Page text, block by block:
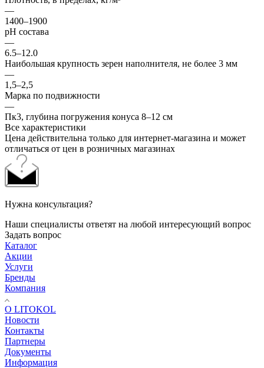
—
1400–1900
рН состава
—
6.5–12.0
Наибольшая крупность зерен наполнителя, не более 3 мм
—
1,5–2,5
Марка по подвижности
—
Пк3, глубина погружения конуса 8–12 см
Все характеристики
Цена действительна только для интернет-магазина и может
отличаться от цен в розничных магазинах
Нужна консультация?
Наши специалисты ответят на любой интересующий вопрос
Задать вопрос
Каталог
Акции
Услуги
Бренды
Компания
О LITOKOL
Новости
Контакты
Партнеры
Документы
Информация